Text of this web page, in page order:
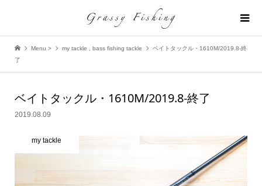
Menu > my tackle bass fishing tackle
ベイトタックル・1610M/2019.8-終
了
ベイトタックル・1610M/2019.8-終了
2019.08.09
my tackle